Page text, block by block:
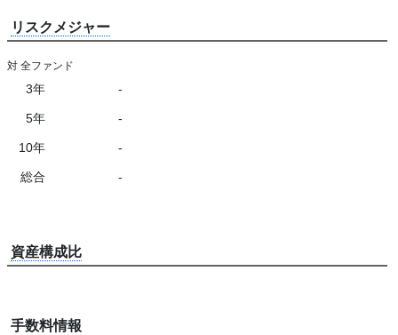
リスクメジャー
対 全ファンド
3年 -
5年 -
10年 -
総合 -
資産構成比
手数料情報